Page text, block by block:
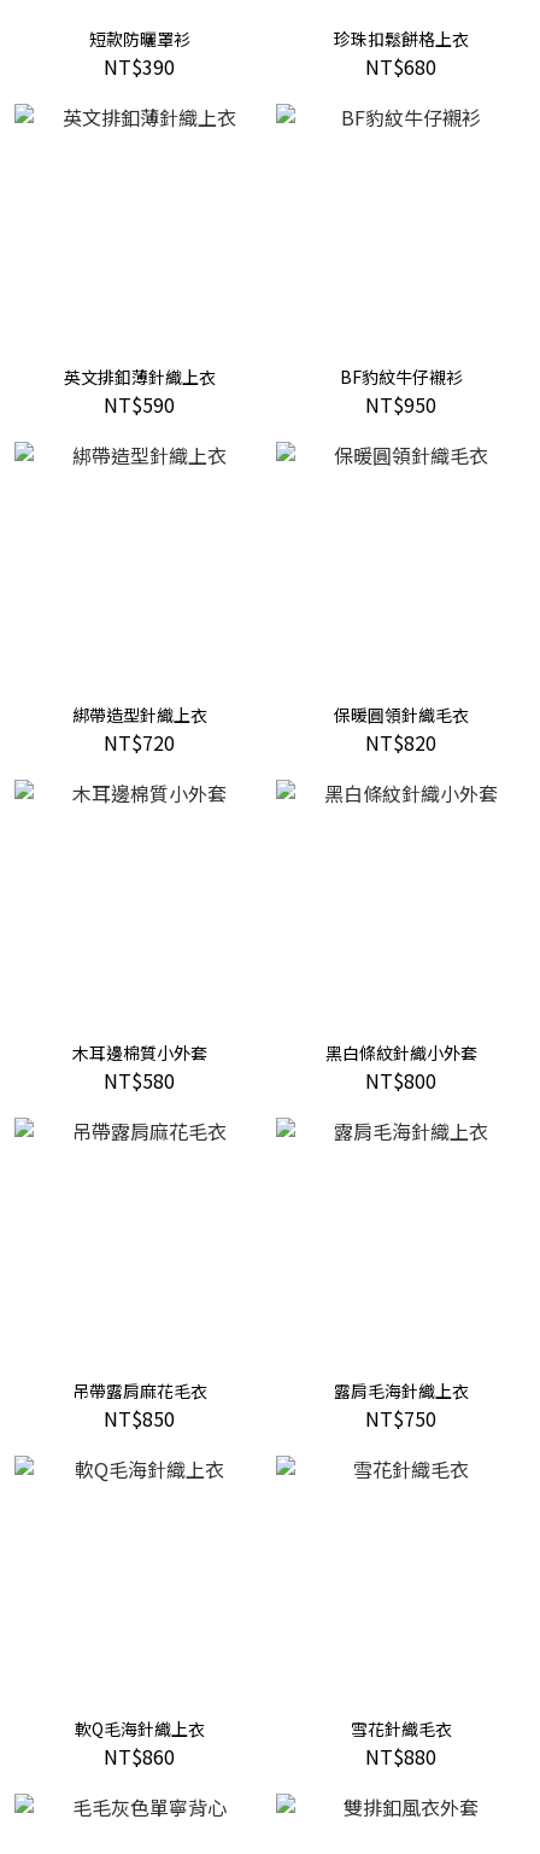
短款防曬罩衫
NT$390
珍珠扣鬆餅格上衣
NT$680
英文排釦薄針織上衣
NT$590
BF豹紋牛仔襯衫
NT$950
綁帶造型針織上衣
NT$720
保暖圓領針織毛衣
NT$820
木耳邊棉質小外套
NT$580
黑白條紋針織小外套
NT$800
吊帶露肩麻花毛衣
NT$850
露肩毛海針織上衣
NT$750
軟Q毛海針織上衣
NT$860
雪花針織毛衣
NT$880